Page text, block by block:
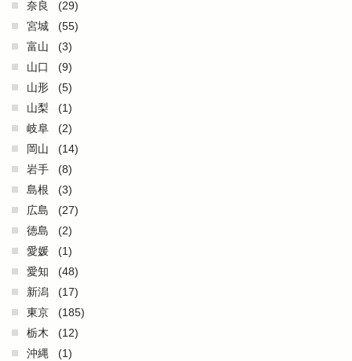
奈良
(29)
宮城
(55)
富山
(3)
山口
(9)
山形
(5)
山梨
(1)
岐阜
(2)
岡山
(14)
岩手
(8)
島根
(3)
広島
(27)
徳島
(2)
愛媛
(1)
愛知
(48)
新潟
(17)
東京
(185)
栃木
(12)
沖縄
(1)